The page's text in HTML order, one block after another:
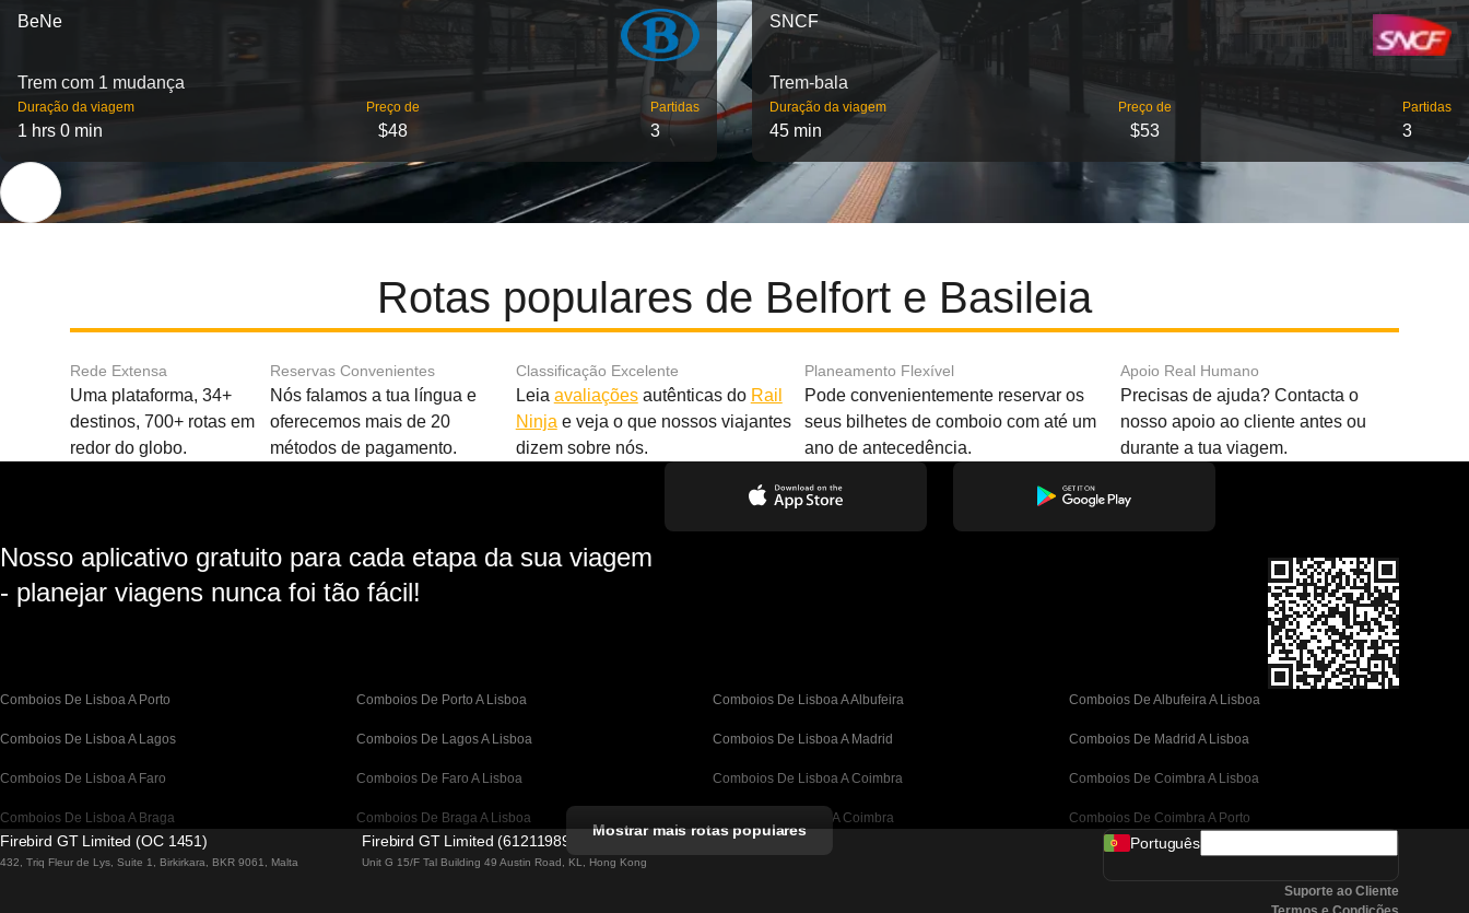
BeNe
Trem com 1 mudança
Duração da viagem
1 hrs 0 min
Preço de
$48
Partidas
3
SNCF
Trem-bala
Duração da viagem
45 min
Preço de
$53
Partidas
3
Rotas populares de Belfort e Basileia
Rede Extensa
Uma plataforma, 34+
destinos, 700+ rotas em
redor do globo.
Reservas Convenientes
Nós falamos a tua língua e
oferecemos mais de 20
métodos de pagamento.
Classificação Excelente
Leia avaliaçõesautênticas do Rail
Ninja e veja o que nossos viajantes
dizem sobre nós.
Planeamento Flexível
Pode convenientemente reservar os
seus bilhetes de comboio com até um
ano de antecedência.
Apoio Real Humano
Precisas de ajuda? Contacta o
nosso apoio ao cliente antes ou
durante a tua viagem.
Nosso aplicativo gratuito para cada etapa da sua viagem
- planejar viagens nunca foi tão fácil!
Comboios De Lisboa A Porto Comboios De Porto A Lisboa Comboios De Lisboa A Albufeira Comboios De Albufeira A Lisboa
Comboios De Lisboa A Lagos Comboios De Lagos A Lisboa Comboios De Lisboa A Madrid Comboios De Madrid A Lisboa
Comboios De Lisboa A Faro Comboios De Faro A Lisboa Comboios De Lisboa A Coimbra Comboios De Coimbra A Lisboa
Comboios De Lisboa A Braga Comboios De Braga A Lisboa Comboios De Porto A Coimbra Comboios De Coimbra A Porto
Comboios De Barcelona A Madrid Comboios De Madrid A Barcelona Comboios De Valência A Barcelona
Mostrar mais rotas populares
Firebird GT Limited (OC 1451)
432, Triq Fleur de Lys, Suite 1, Birkirkara, BKR 9061, Malta
Firebird GT Limited (61211989)
Unit G 15/F Tal Building 49 Austin Road, KL, Hong Kong
Português
Suporte ao Cliente